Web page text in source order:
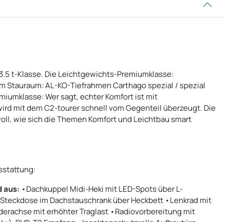
t-Klasse. Die Leichtgewichts-Premiumklasse:
AL-KO-Tiefrahmen Carthago spezial / spezial
Wer sagt, echter Komfort ist mit
mit dem C2-tourer schnell vom Gegenteil überzeugt. Die
wie sich die Themen Komfort und Leichtbau smart
aus: •Dachkuppel Midi-Heki mit LED-Spots über L-
im Dachstauschrank über Heckbett •Lenkrad mit
mit erhöhter Traglast •Radiovorbereitung mit